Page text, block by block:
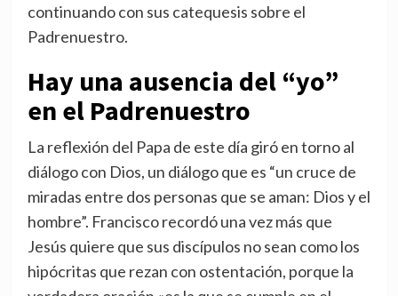
continuando con sus catequesis sobre el
Padrenuestro.
Hay una ausencia del “yo”
en el Padrenuestro
La reflexión del Papa de este día giró en torno al
diálogo con Dios, un diálogo que es “un cruce de
miradas entre dos personas que se aman: Dios y el
hombre”. Francisco recordó una vez más que
Jesús quiere que sus discípulos no sean como los
hipócritas que rezan con ostentación, porque la